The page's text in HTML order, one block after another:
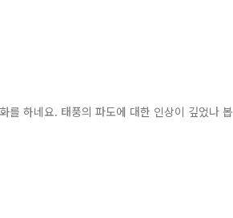
를 하네요. 태풍의 파도에 대한 인상이 깊었나 봅